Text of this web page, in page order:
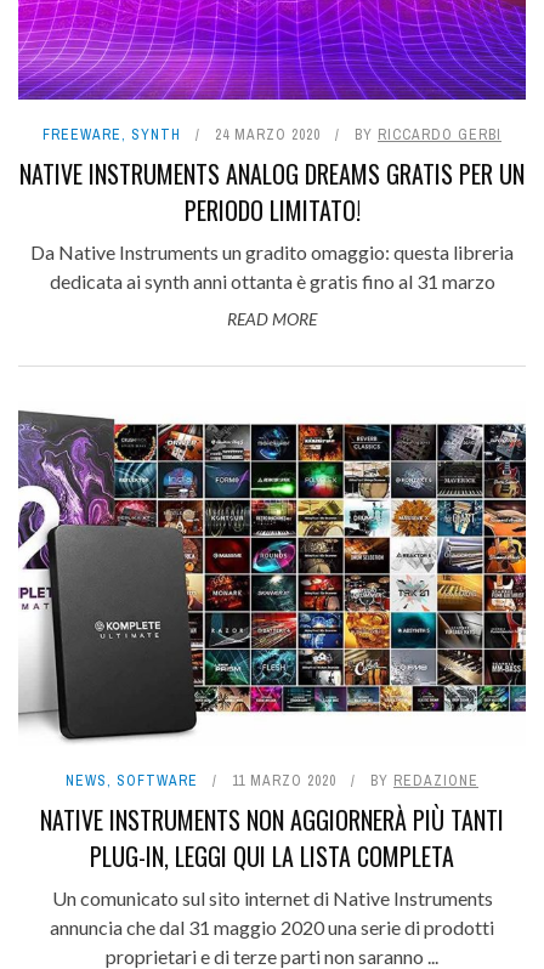
FREEWARE, SYNTH 24 MARZO 2020 BY RICCARDO GERBI
NATIVE INSTRUMENTS ANALOG DREAMS GRATIS PER UN
PERIODO LIMITATO!
Da Native Instruments un gradito omaggio: questa libreria
dedicata ai synth anni ottanta è gratis fino al 31 marzo
READ MORE
NEWS, SOFTWARE 11 MARZO 2020 BY REDAZIONE
NATIVE INSTRUMENTS NON AGGIORNERÀ PIÙ TANTI
PLUG-IN, LEGGI QUI LA LISTA COMPLETA
Un comunicato sul sito internet di Native Instruments
annuncia che dal 31 maggio 2020 una serie di prodotti
proprietari e di terze parti non saranno ...